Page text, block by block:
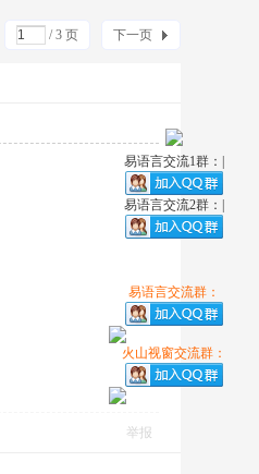
/ 3 页 下一页
举报
易语言交流1群：|
易语言交流2群：|
易语言交流群：
火山视窗交流群：